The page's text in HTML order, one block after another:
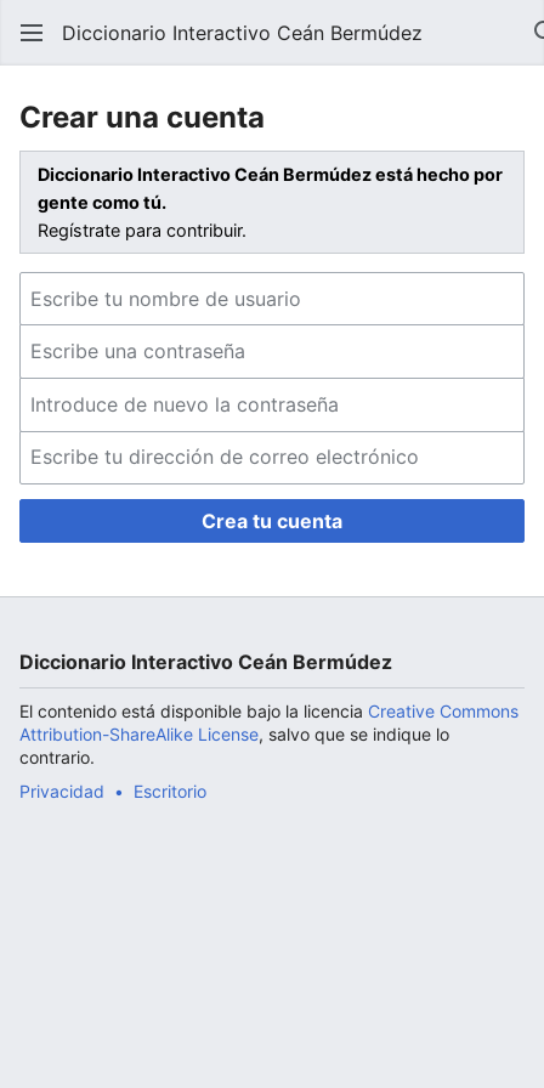
Abrir menú principal
Diccionario Interactivo Ceán Bermúdez
Crear una cuenta
Diccionario Interactivo Ceán Bermúdez está hecho por
gente como tú.
Regístrate para contribuir.
Crea tu cuenta
Diccionario Interactivo Ceán Bermúdez
El contenido está disponible bajo la licencia Creative Commons
Attribution-ShareAlike License, salvo que se indique lo
contrario.
Privacidad
Escritorio